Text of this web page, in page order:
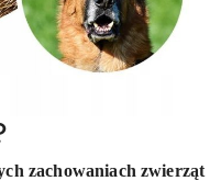
zachowaniach zwierząt